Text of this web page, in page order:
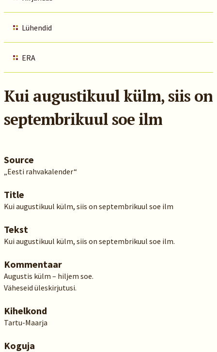
Lühendid
ERA
Kui augustikuul külm, siis on
septembrikuul soe ilm
Source
„Eesti rahvakalender“
Title
Kui augustikuul külm, siis on septembrikuul soe ilm
Tekst
Kui augustikuul külm, siis on septembrikuul soe ilm.
Kommentaar
Augustis külm – hiljem soe.
Väheseid üleskirjutusi.
Kihelkond
Tartu-Maarja
Koguja